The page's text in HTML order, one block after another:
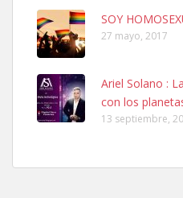
Ninfa perdida
El día 5 se los perdió una ninfa
calle, se perdió por la zon...
SOY
27 mayo, 2017
Ariel Solano :
con los
13 septiembre,